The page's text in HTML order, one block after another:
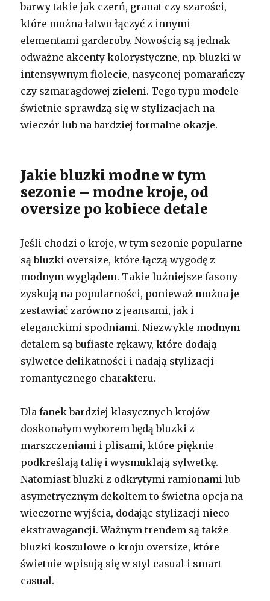
barwy takie jak czerń, granat czy szarości,
które można łatwo łączyć z innymi
elementami garderoby. Nowością są jednak
odważne akcenty kolorystyczne, np. bluzki w
intensywnym fiolecie, nasyconej pomarańczy
czy szmaragdowej zieleni. Tego typu modele
świetnie sprawdzą się w stylizacjach na
wieczór lub na bardziej formalne okazje.
Jakie bluzki modne w tym
sezonie – modne kroje, od
oversize po kobiece detale
Jeśli chodzi o kroje, w tym sezonie popularne
są bluzki oversize, które łączą wygodę z
modnym wyglądem. Takie luźniejsze fasony
zyskują na popularności, ponieważ można je
zestawiać zarówno z jeansami, jak i
eleganckimi spodniami. Niezwykle modnym
detalem są bufiaste rękawy, które dodają
sylwetce delikatności i nadają stylizacji
romantycznego charakteru.
Dla fanek bardziej klasycznych krojów
doskonałym wyborem będą bluzki z
marszczeniami i plisami, które pięknie
podkreślają talię i wysmuklają sylwetkę.
Natomiast bluzki z odkrytymi ramionami lub
asymetrycznym dekoltem to świetna opcja na
wieczorne wyjścia, dodając stylizacji nieco
ekstrawagancji. Ważnym trendem są także
bluzki koszulowe o kroju oversize, które
świetnie wpisują się w styl casual i smart
casual.